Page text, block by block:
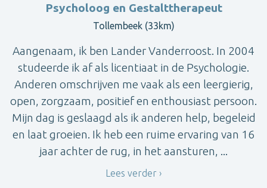
Psycholoog en Gestalttherapeut
Tollembeek (33km)
Aangenaam, ik ben Lander Vanderroost. In 2004
studeerde ik af als licentiaat in de Psychologie.
Anderen omschrijven me vaak als een leergierig,
open, zorgzaam, positief en enthousiast persoon.
Mijn dag is geslaagd als ik anderen help, begeleid
en laat groeien. Ik heb een ruime ervaring van 16
jaar achter de rug, in het aansturen, ...
Lees verder